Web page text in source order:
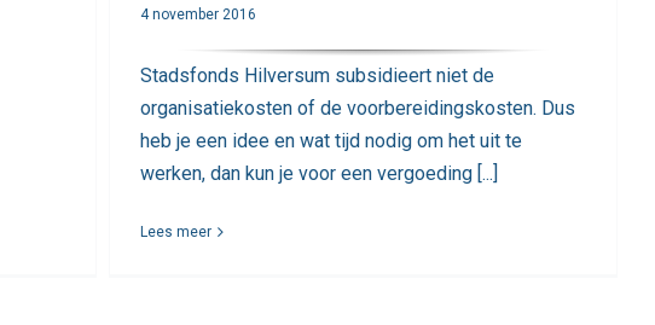
4 november 2016
Stadsfonds Hilversum subsidieert niet de
organisatiekosten of de voorbereidingskosten. Dus
heb je een idee en wat tijd nodig om het uit te
werken, dan kun je voor een vergoeding [...]
Lees meer